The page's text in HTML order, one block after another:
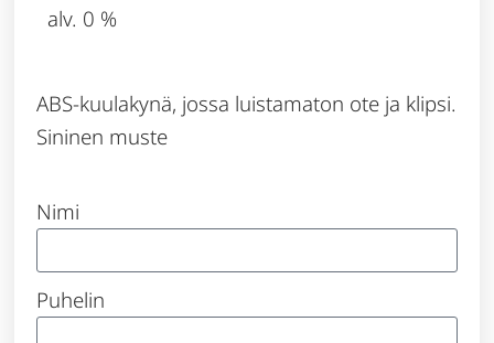
alv. 0 %
ABS-kuulakynä, jossa luistamaton ote ja klipsi.
Sininen muste
Nimi
Puhelin